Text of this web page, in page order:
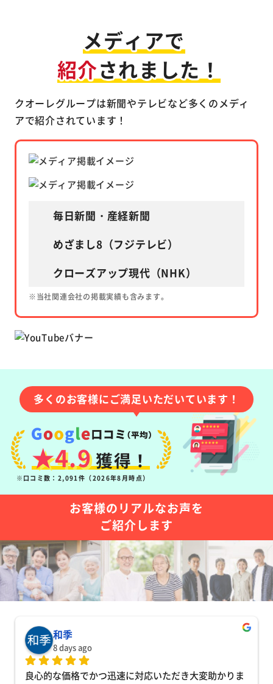
メディアで
紹介されました！
クオーレグループは新聞やテレビなど多くのメディ
アで紹介されています！
毎日新聞・産経新聞
めざまし8（フジテレビ）
クローズアップ現代（NHK）
※当社関連会社の掲載実績も含みます。
多くのお客様にご満足いただいています！
★4.9獲得！
※口コミ数：2,091件（2026年8月時点）
お客様のリアルなお声を
ご紹介します
和季
8 days ago
良心的な価格でかつ迅速に対応いただき大変助かりま